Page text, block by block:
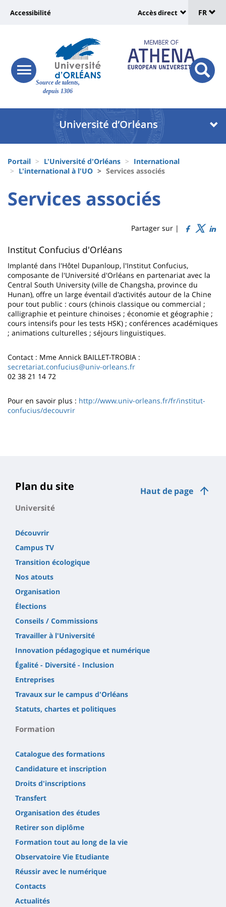
Site
Source de talents,
depuis 1306
Université
Recherche
responsive
menu
button
Université
vers
page
accessibilité
Accessibilité
:
Shortcut
links
Accès direct
de
FR
Université
Block
liste
composantes
d'Ariane
Portail L'Université d'Orléans
International
L'international à l'UO
Services associés
University
:
University
content
Titre
page
Services associés
Partager sur |
Contenu
de
la
page
principale
Institut Confucius d'Orléans
Implanté dans l'Hôtel Dupanloup, l'Institut Confucius,
composante de l'Université d'Orléans en partenariat avec la
Central South University (ville de Changsha, province du
Hunan), offre un large éventail d'activités autour de la Chine
pour tout public : cours (chinois classique ou commercial ;
calligraphie et peinture chinoises ; économie et géographie ;
cours intensifs pour les tests HSK) ; conférences académiques
; animations culturelles ; séjours linguistiques.
Contact : Mme Annick BAILLET-TROBIA :
secretariat.confucius@univ-orleans.fr
02 38 21 14 72
Pour en savoir plus : http://www.univ-orleans.fr/fr/institut-
confucius/decouvrir
Haut de page
Plan du site
Université
Découvrir
Campus TV
Transition écologique
Nos atouts
Organisation
Élections
Conseils / Commissions
Travailler à l'Université
Innovation pédagogique et numérique
Égalité - Diversité - Inclusion
Entreprises
Travaux sur le campus d'Orléans
Statuts, chartes et politiques
Formation
Catalogue des formations
Candidature et inscription
Droits d'inscriptions
Transfert
Organisation des études
Retirer son diplôme
Formation tout au long de la vie
Observatoire Vie Etudiante
Réussir avec le numérique
Contacts
Actualités